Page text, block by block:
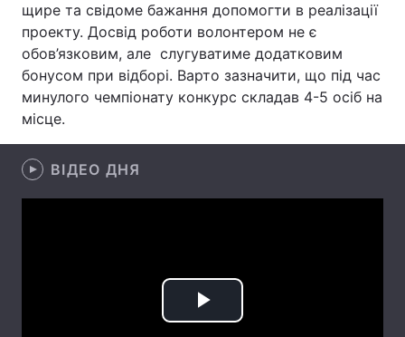
Послуги
щире та свідоме бажання допомогти в реалізації
проекту. Досвід роботи волонтером не є
обов’язковим, але слугуватиме додатковим
бонусом при відборі. Варто зазначити, що під час
минулого чемпіонату конкурс складав 4-5 осіб на
місце.
ВІДЕО ДНЯ
Play